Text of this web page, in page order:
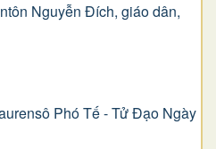
Nguyễn Ðích, giáo dân,
Phó Tế - Tử Đạo Ngày